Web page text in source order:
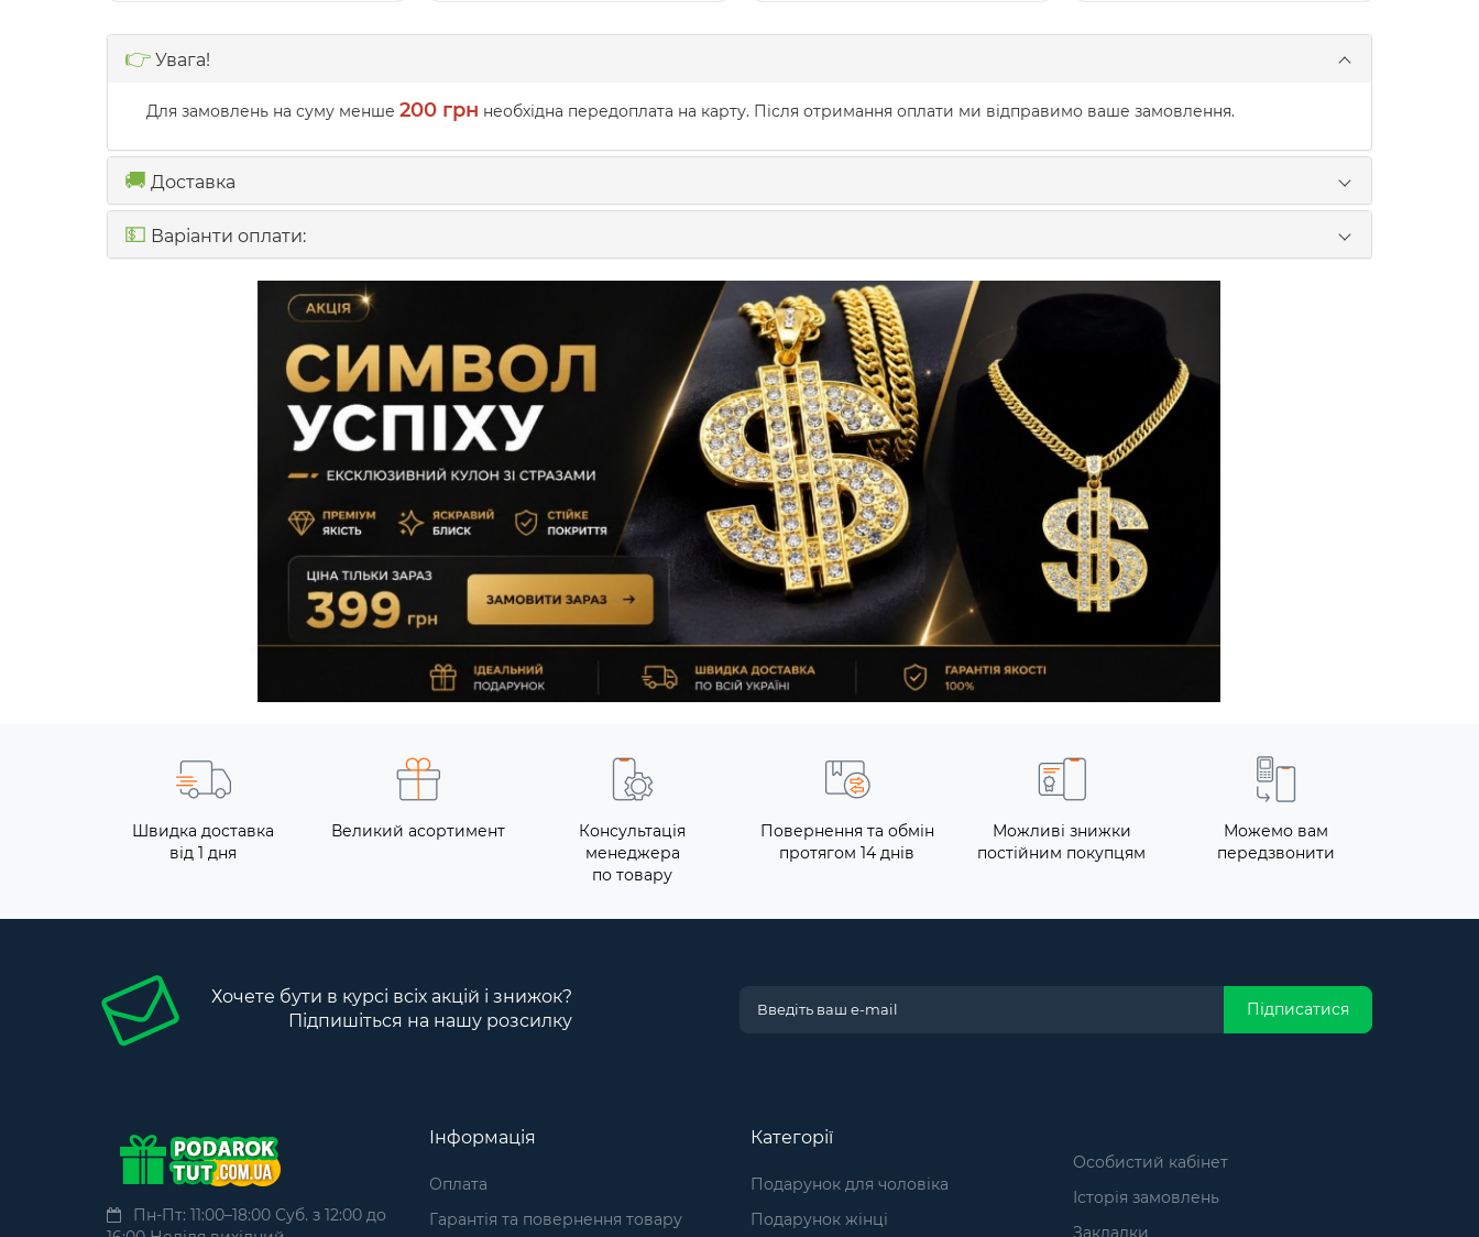
👉 Увага!
Для замовлень на суму менше 200 грн необхідна передоплата на карту. Після отримання оплати ми відправимо ваше замовлення.
🚚 Доставка
💵 Варіанти оплати:
Швидка доставка
від 1 дня
Великий асортимент
Консультація
менеджера
по товару
Повернення та обмін
протягом 14 днів
Можливі знижки
постійним покупцям
Можемо вам
передзвонити
Хочете бути в курсі всіх акцій і знижок?
Підпишіться на нашу розсилку
Підписатися
Пн-Пт: 11:00–18:00 Суб. з 12:00 до
Інформація
Оплата
Гарантія та повернення товару
Категорії
Подарунок для чоловіка
Подарунок жінці
Особистий кабінет
Історія замовлень
Закладки